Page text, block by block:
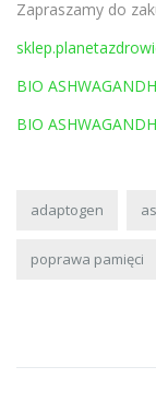
Zapraszamy do
BIO
BIO
adaptogen
poprawa pamięci